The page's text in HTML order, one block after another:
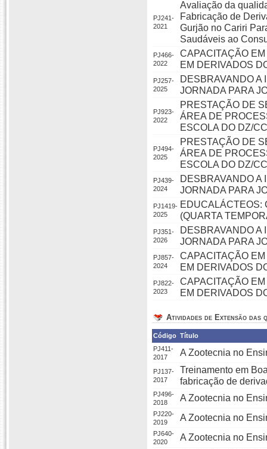
PJ241-
2021
Avaliação da
Fabricação de
Gurjão no Cariri
Saudáveis ao
PJ466-
2022
CAPACITAÇÃO
EM DERIVADOS
PJ257-
2025
DESBRAVANDO A
JORNADA PARA
PJ923-
2022
PRESTAÇÃO DE
ÁREA DE
ESCOLA DO DZ/
PJ494-
2025
PRESTAÇÃO DE
ÁREA DE
ESCOLA DO DZ/
PJ439-
2024
DESBRAVANDO A
JORNADA PARA
PJ1419-
2025
EDUCALÁCTEOS:
(QUARTA
PJ351-
2026
DESBRAVANDO A
JORNADA PARA
PJ857-
2024
CAPACITAÇÃO
EM DERIVADOS
PJ822-
2023
CAPACITAÇÃO
EM DERIVADOS
Atividades de Extensão das
Código Título
PJ411-
2017
A Zootecnia no
PJ137-
2017
Treinamento em
fabricação de
PJ496-
2018
A Zootecnia no
PJ220-
2019
A Zootecnia no
PJ640-
2020
A Zootecnia no